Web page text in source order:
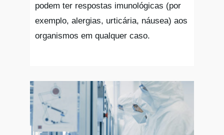
podem ter respostas imunológicas (por
exemplo, alergias, urticária, náusea) aos
organismos em qualquer caso.